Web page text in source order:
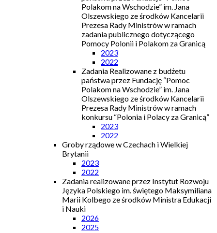
Polakom na Wschodzie” im. Jana
Olszewskiego ze środków Kancelarii
Prezesa Rady Ministrów w ramach
zadania publicznego dotyczącego
Pomocy Polonii i Polakom za Granicą
2023
2022
Zadania Realizowane z budżetu
państwa przez Fundację “Pomoc
Polakom na Wschodzie” im. Jana
Olszewskiego ze środków Kancelarii
Prezesa Rady Ministrów w ramach
konkursu “Polonia i Polacy za Granicą”
2023
2022
Groby rządowe w Czechach i Wielkiej
Brytanii
2023
2022
Zadania realizowane przez Instytut Rozwoju
Języka Polskiego im. świętego Maksymiliana
Marii Kolbego ze środków Ministra Edukacji
i Nauki
2026
2025